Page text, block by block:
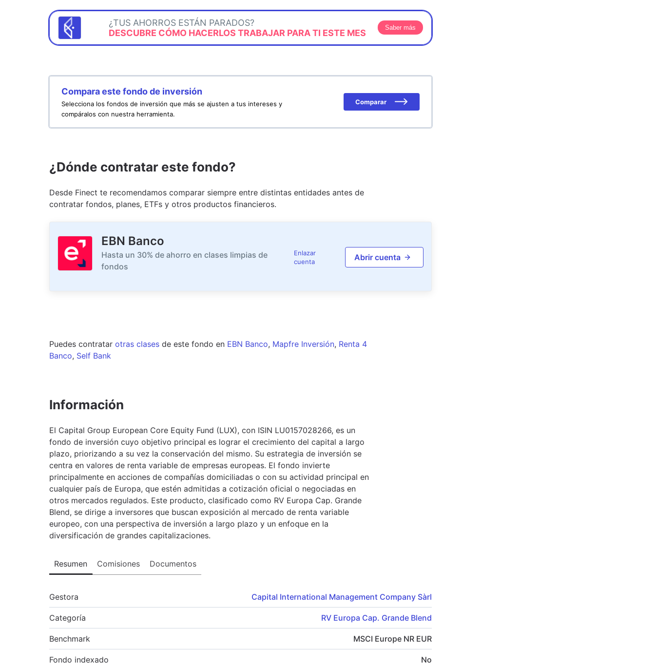
¿TUS AHORROS ESTÁN PARADOS?
DESCUBRE CÓMO HACERLOS TRABAJAR PARA TI ESTE MES
Saber más
Compara este fondo de inversión
Selecciona los fondos de inversión que más se ajusten a tus intereses y
compáralos con nuestra herramienta.
Comparar
¿Dónde contratar este fondo?
Desde Finect te recomendamos comparar siempre entre distintas entidades antes de
contratar fondos, planes, ETFs y otros productos financieros.
EBN Banco
Hasta un 30% de ahorro en clases limpias de
fondos
Enlazar
cuenta
Abrir cuenta
Puedes contratar otras clases de este fondo en EBN Banco, Mapfre Inversión, Renta 4
Banco, Self Bank
Información
El Capital Group European Core Equity Fund (LUX), con ISIN LU0157028266, es un
fondo de inversión cuyo objetivo principal es lograr el crecimiento del capital a largo
plazo, priorizando a su vez la conservación del mismo. Su estrategia de inversión se
centra en valores de renta variable de empresas europeas. El fondo invierte
principalmente en acciones de compañías domiciliadas o con su actividad principal en
cualquier país de Europa, que estén admitidas a cotización oficial o negociadas en
otros mercados regulados. Este producto, clasificado como RV Europa Cap. Grande
Blend, se dirige a inversores que buscan exposición al mercado de renta variable
europeo, con una perspectiva de inversión a largo plazo y un enfoque en la
diversificación de grandes capitalizaciones.
Resumen Comisiones Documentos
Gestora Capital International Management Company Sàrl
Categoría RV Europa Cap. Grande Blend
Benchmark MSCI Europe NR EUR
Fondo indexado No